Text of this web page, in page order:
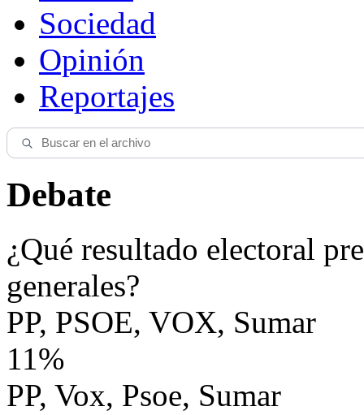
Sociedad
Opinión
Reportajes
Debate
¿Qué resultado electoral
generales?
PP, PSOE, VOX, Sumar
11%
PP, Vox, Psoe, Sumar